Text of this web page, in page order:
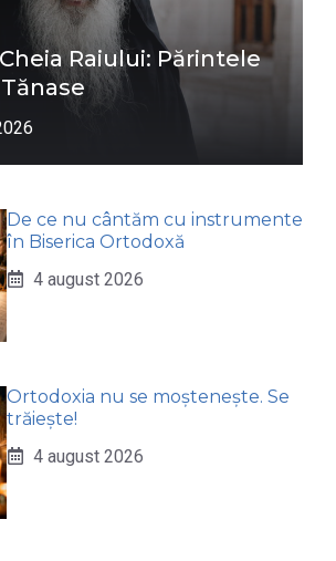
Raiului: Părintele
De ce nu cântăm cu instrumente
în Biserica Ortodoxă
4 august 2026
Ortodoxia nu se moștenește. Se
trăiește!
4 august 2026